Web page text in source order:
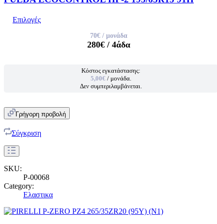
Επιλογές
70€/ μονάδα
280€/ 4άδα
Κόστος εγκατάστασης:
5,00€ / μονάδα.
Δεν συμπεριλαμβάνεται.
Γρήγορη προβολή
Σύγκριση
SKU:
P-00068
Category:
Ελαστικα